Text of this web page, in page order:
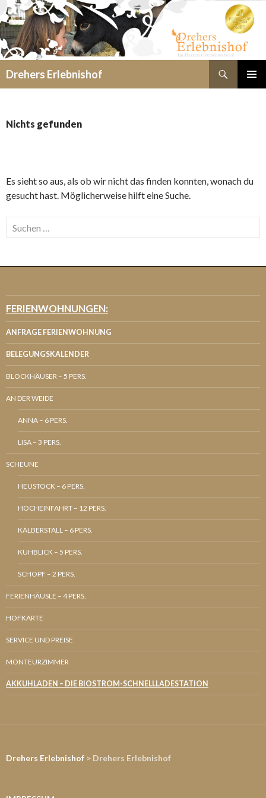
Drehers Erlebnishof
Nichts gefunden
Es sieht so aus, als ob wir nicht das finden konnten, wonach du
gesucht hast. Möglicherweise hilft eine Suche.
Suchen
nach:
FERIENWOHNUNGEN:
ANFRAGE FERIENWOHNUNG
BELEGUNGSKALENDER
BLOCKHÄUSER – 5 PERS.
AN DER WEIDE
ANNA – 6 PERS.
LISA – 3 PERS.
SCHEUNE
HEUSTOCK – 6 PERS.
HOCHEINFAHRT – 12 PERS.
KÄLBERSTALL – 6 PERS.
KUHBLICK – 5 PERS.
SCHOPF – 2 PERS.
FERIENHÄUSLE – 4 PERS.
HOFKARTE
SERVICE UND PREISE
MONTEURZIMMER
AKKUHLADEN – DIE BIOSTROM-SCHNELLLADESTATION
Drehers Erlebnishof > Drehers Erlebnishof